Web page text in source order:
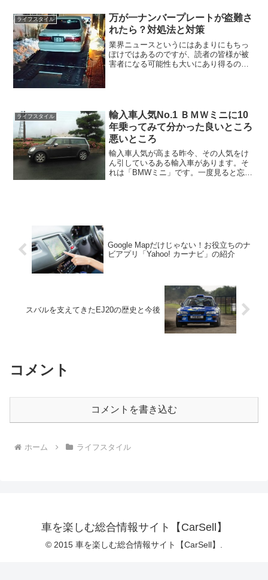
ます。きっかけはフェラーリ、なんと新
車だけならまだしも中古車...
ライフスタイル
万が一ナンバープレートが盗難さ
れたら？対処法と対策
業界ニュースというにはあまりにもちっ
ぽけではあるのですが、読者の皆様が被
害者になる可能性も大いにあり得るので
ライフスタイル
輸入車人気No.1 ＢＭＷミニに10
年乗ってみて分かった良いところ
悪いところ
輸入車人気が高まる昨今、その人気をけ
ん引しているある輸入車があります。そ
れは「BMWミニ」です。一度見ると忘れ
Google Mapだけじゃない！お役立ちのナ
ビアプリ「Yahoo! カーナビ」の紹介
スバルを支えてきたEJ20の歴史と今後
コメント
コメントを書き込む
ホーム ライフスタイル
車を楽しむ総合情報サイト【CarSell】
© 2015 車を楽しむ総合情報サイト【CarSell】.